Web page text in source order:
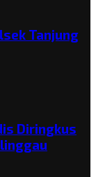
Tanjung
Diringkus